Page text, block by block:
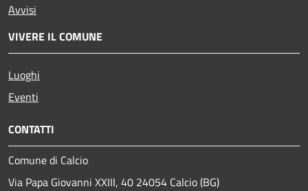
Avvisi
VIVERE IL COMUNE
Luoghi
Eventi
CONTATTI
Comune di Calcio
Via Papa Giovanni XXIII, 40 24054 Calcio (BG)